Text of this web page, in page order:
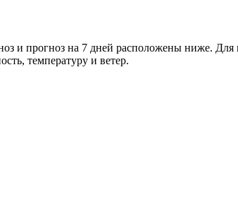
и прогноз на 7 дней расположены ниже. Для
температуру и ветер.